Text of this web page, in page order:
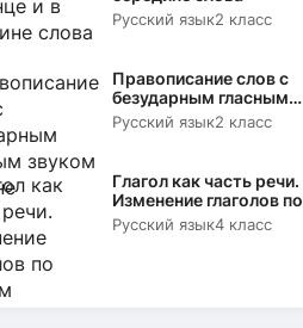
Русский язык2 класс
Правописание слов с
безударным гласным
звуком в корне
Русский язык2 класс
Глагол как часть речи.
Изменение глаголов по
числам
Русский язык4 класс